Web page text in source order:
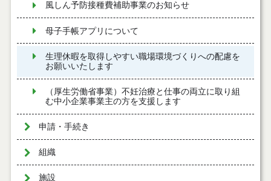
風しん予防接種費補助事業のお知らせ
母子手帳アプリについて
生理休暇を取得しやすい職場環境づくりへの配慮を
お願いいたします
（厚生労働省事業）不妊治療と仕事の両立に取り組
む中小企業事業主の方を支援します
申請・手続き
組織
施設